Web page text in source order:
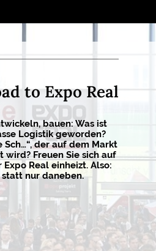
to Expo Real
bauen: Was ist
Logistik geworden?
Sch…“, der auf dem Markt
Freuen Sie sich auf
Real einheizt. Also:
nur daneben.